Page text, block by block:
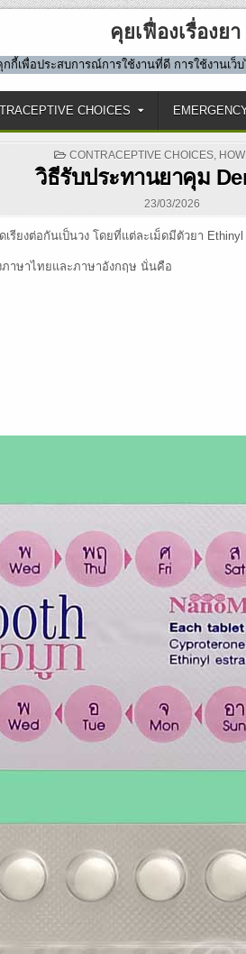
คุยเฟื่องเรื่องยา
กกี้เพื่อประสบการณ์การใช้งานที่ดี การใช้งานเ
CHOICES
POSTED
IN
CONTRACEPTIVE CHOICES,
วิธีรับประทานยาคุม
23/03/2026
เรียงต่อกันเป็นวง โดยที่แต่ละเม็ดมีตัวยา
ภาษาไทยและภาษาอังกฤษ นั่นคือ